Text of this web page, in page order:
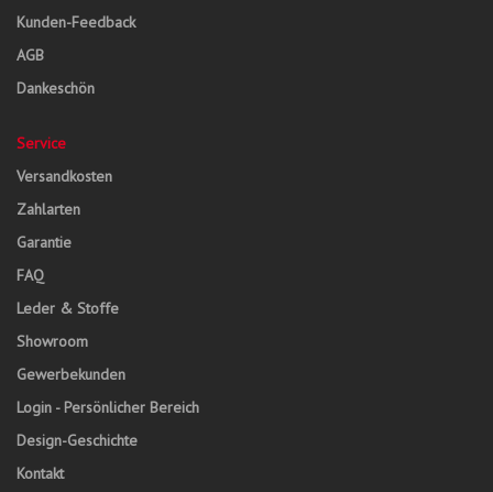
Kunden-Feedback
AGB
Dankeschön
Service
Versandkosten
Zahlarten
Garantie
FAQ
Leder & Stoffe
Showroom
Gewerbekunden
Login - Persönlicher Bereich
Design-Geschichte
Kontakt